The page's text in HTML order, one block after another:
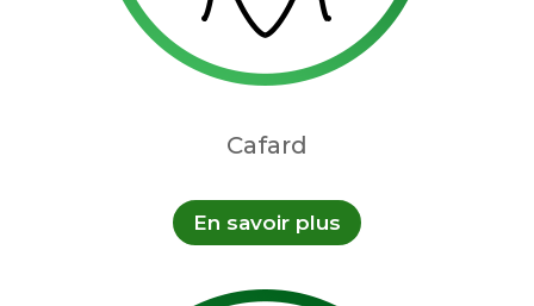
Cafard
En savoir plus